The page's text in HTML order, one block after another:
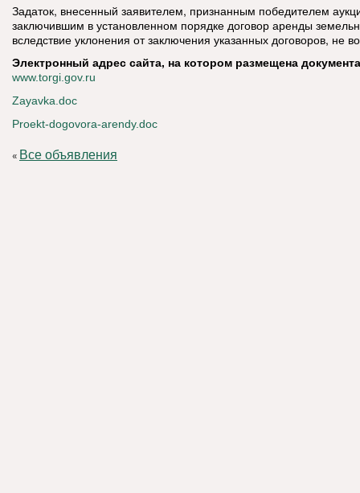
Задаток, внесенный заявителем, признанным победителем
заключившим в установленном порядке договор аренды
вследствие уклонения от заключения указанных договоров, не
Электронный адрес сайта, на котором размещена
www.torgi.gov.ru
Zayavka.doc
Proekt-dogovora-arendy.doc
« Все объявления